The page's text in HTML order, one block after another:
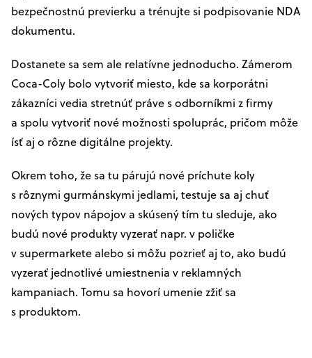
bezpečnostnú previerku a trénujte si podpisovanie NDA
dokumentu.
Dostanete sa sem ale relatívne jednoducho. Zámerom
Coca-Coly bolo vytvoriť miesto, kde sa korporátni
zákazníci vedia stretnúť práve s odborníkmi z firmy
a spolu vytvoriť nové možnosti spoluprác, pričom môže
ísť aj o rôzne digitálne projekty.
Okrem toho, že sa tu párujú nové príchute koly
s rôznymi gurmánskymi jedlami, testuje sa aj chuť
nových typov nápojov a skúsený tím tu sleduje, ako
budú nové produkty vyzerať napr. v poličke
v supermarkete alebo si môžu pozrieť aj to, ako budú
vyzerať jednotlivé umiestnenia v reklamných
kampaniach. Tomu sa hovorí umenie zžiť sa
s produktom.